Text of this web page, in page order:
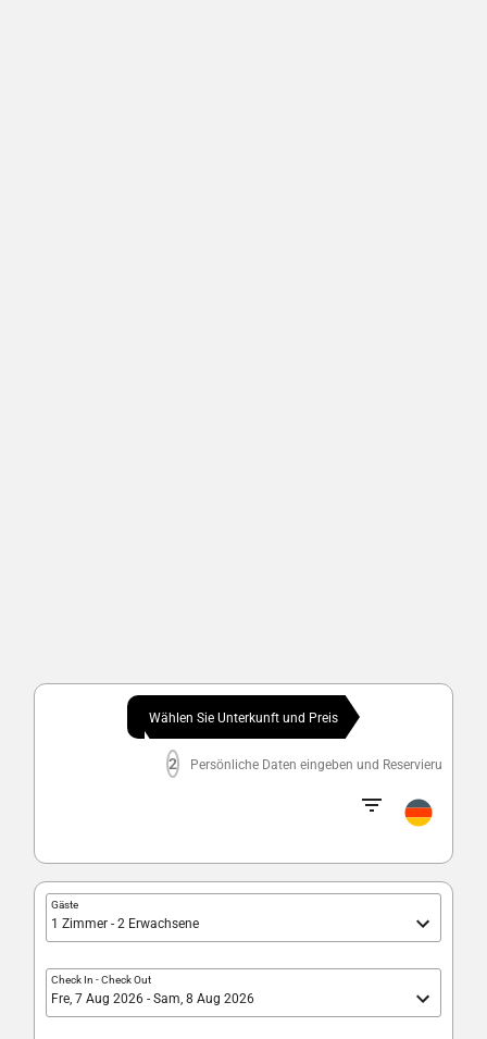
Wählen Sie Unterkunft und Preis
2 Persönliche Daten eingeben und Reservierung
Gäste
1 Zimmer - 2 Erwachsene
Check In -Check Out
Fre, 7 Aug 2026 - Sam, 8 Aug 2026